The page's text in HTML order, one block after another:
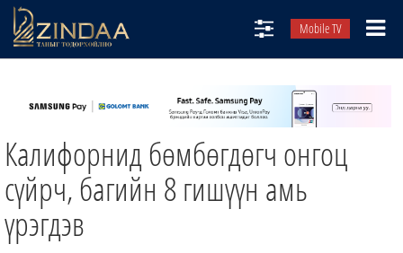
Mobile TV
ТВ8
ӨГЛӨӨНИЙ СОНИН
АУДИО ЗОХИОЛ
ЗИНДАА СЭТГҮҮЛ
Калифорнид бөмбөгдөгч онгоц
сүйрч, багийн 8 гишүүн амь
үрэгдэв